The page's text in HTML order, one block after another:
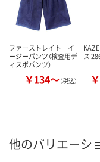
ファーストレイト イ
ージーパンツ（検査用デ
ィスポパンツ）
￥134～（税込）
ス
他のバリエーシ